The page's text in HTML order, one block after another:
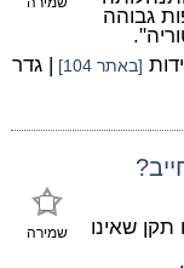
גבוהה
[באתר 104] | גדר
שמירה
שאינו